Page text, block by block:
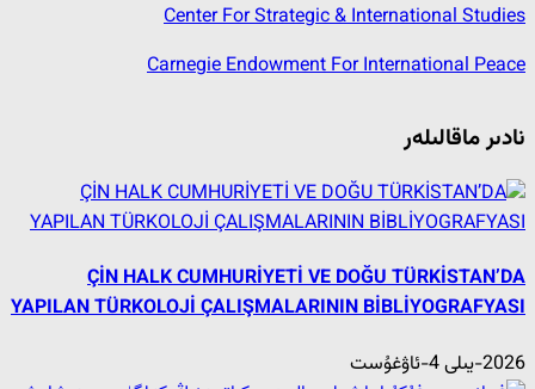
Center For Strategic & International Studies
Carnegie Endowment For International Peace
نادىر ماقالىلەر
ÇİN HALK CUMHURİYETİ VE DOĞU TÜRKİSTAN’DA
YAPILAN TÜRKOLOJİ ÇALIŞMALARININ BİBLİYOGRAFYASI
2026-يىلى 4-ئاۋغۇست